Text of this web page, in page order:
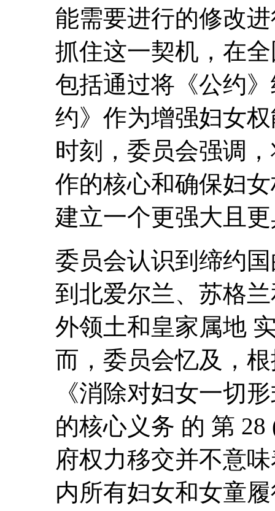
能需要进行的修改
抓住这一契机，在
包括通过将《公约
约》作为增强妇女
时刻，委员会强调
作的核心和确保妇
建立一个更强大且
委员会认识到缔约
到北爱尔兰、苏格
外领土和皇家属地
而，委员会忆及，
《消除对妇女一切
的核心义务 的 第
府权力移交并不意
内所有妇女和女童